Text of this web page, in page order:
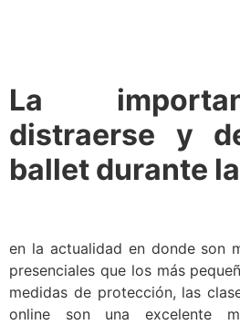
La
distraerse y
ballet durante
en la actualidad en donde son
presenciales que los más
medidas de protección, las
online son una excelente